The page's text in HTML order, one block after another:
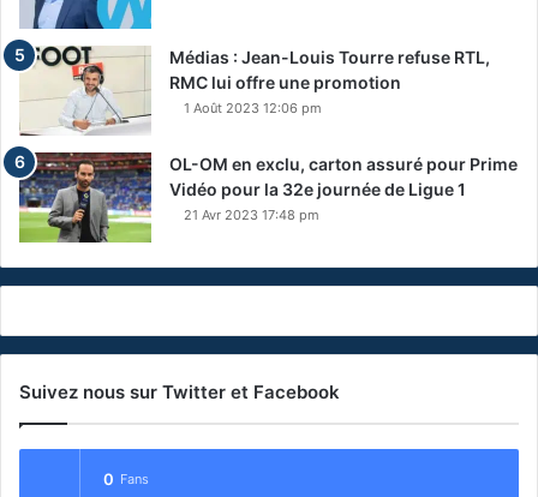
Médias : Jean-Louis Tourre refuse RTL,
RMC lui offre une promotion
1 Août 2023 12:06 pm
OL-OM en exclu, carton assuré pour Prime
Vidéo pour la 32e journée de Ligue 1
21 Avr 2023 17:48 pm
Suivez nous sur Twitter et Facebook
0 Fans